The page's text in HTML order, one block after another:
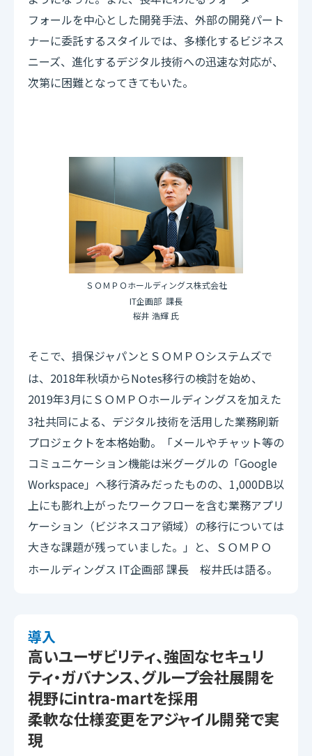
フォールを中心とした開発手法、外部の開発パート
ナーに委託するスタイルでは、多様化するビジネス
ニーズ、進化するデジタル技術への迅速な対応が、
次第に困難となってきてもいた。
ＳＯＭＰＯホールディングス株式会社
IT企画部 課長
桜井 浩輝 氏
そこで、損保ジャパンと ＳＯＭＰＯ システムズで
は、2018年秋頃からNotes移行の検討を始め、
2019年3月に ＳＯＭＰＯホールディングスを加えた
3社共同による、デジタル技術を活用した業務刷新
プロジェクトを本格始動。「メールやチャット等の
コミュニケーション機能は米グーグルの「Google
Workspace」へ移行済みだったものの、1,000DB以
上にも膨れ上がったワークフローを含む業務アプリ
ケーション（ビジネスコア領域）の移行については
大きな課題が残っていました。」と、
ＳＯＭＰＯ
ホールディングス IT企画部 課長 桜井氏は語る。
導入
高いユーザビリティ、強固なセキュリ
ティ・ガバナンス、グループ会社展開を
視野にintra-martを採用
柔軟な仕様変更をアジャイル開発で実
現